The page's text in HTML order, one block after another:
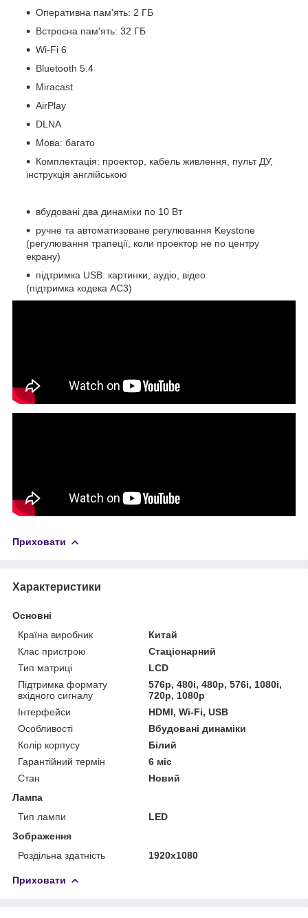
Оперативна пам'ять: 2 ГБ
Встроєна пам'ять: 32 ГБ
Wi-Fi 6
Bluetooth 5.4
Miracast
AirPlay
DLNA
Мова: багато
Комплектація: проектор, кабель живлення, пульт ДУ,
інструкція англійською
вбудовані два динаміки по 10 Вт
ручне та автоматизоване регулювання Keystone
(регулювання трапеції, коли проектор не по центру
екрану)
підтримка USB: картинки, аудіо, відео
(підтримка кодека AC3)
Приховати
Характеристики
Основні
Країна виробник
Китай
Клас пристрою
Стаціонарний
Тип матриці
LCD
Підтримка формату
вхідного сигналу
576p, 480i, 480p, 576i, 1080i,
720p, 1080p
Інтерфейси
HDMI, Wi-Fi, USB
Особливості
Вбудовані динаміки
Колір корпусу
Білий
Гарантійний термін
6 міс
Стан
Новий
Лампа
Тип лампи
LED
Зображення
Роздільна здатність
1920x1080
Приховати